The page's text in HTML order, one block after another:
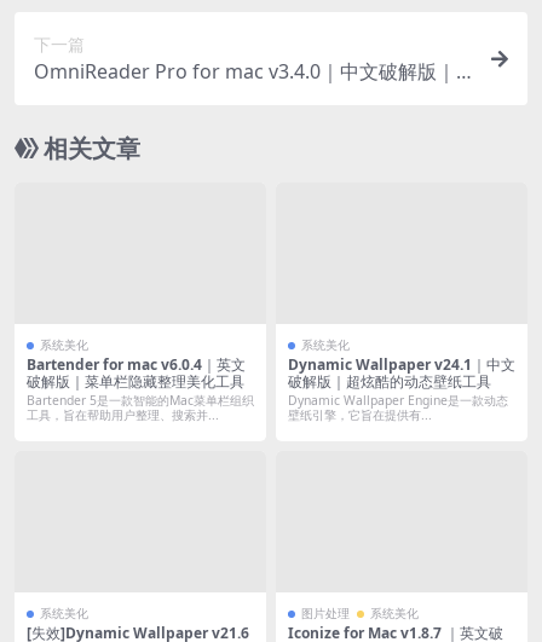
下一篇
OmniReader Pro for mac v3.4.0｜中文破解版｜
相关文章
系统美化
Bartender for mac v6.0.4｜英文
破解版｜菜单栏隐藏整理美化工具
Bartender 5是一款智能的Mac菜单栏组织
工具，旨在帮助用户整理、搜索并...
系统美化
Dynamic Wallpaper v24.1｜中文
破解版｜超炫酷的动态壁纸工具
Dynamic Wallpaper Engine是一款动态
壁纸引擎，它旨在提供有...
系统美化
[失效]Dynamic Wallpaper v21.6
图片处理 系统美化
Iconize for Mac v1.8.7 ｜英文破